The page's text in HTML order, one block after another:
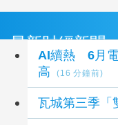
最新財經新聞
AI續熱 6月電
高
(16 分鐘前)
瓦城第三季「